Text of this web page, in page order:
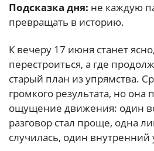
Подсказка дня: не каждую
превращать в историю.
К вечеру 17 июня станет
перестроиться, а где
старый план из упрямства.
громкого результата, но она
ощущение движения: один
разговор стал проще, одна
случилась, один внутренний